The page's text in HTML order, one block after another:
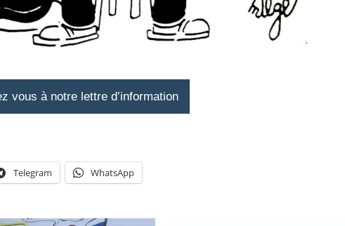
vous à notre lettre d’information
Telegram WhatsApp